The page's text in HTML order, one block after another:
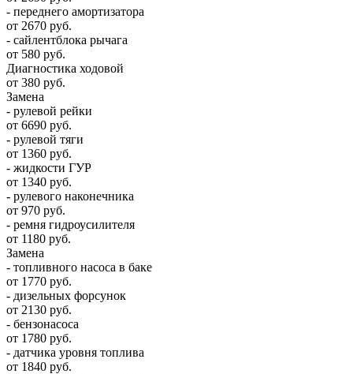
- переднего амортизатора
от 2670 руб.
- сайлентблока рычага
от 580 руб.
Диагностика ходовой
от 380 руб.
Замена
- рулевой рейки
от 6690 руб.
- рулевой тяги
от 1360 руб.
- жидкости ГУР
от 1340 руб.
- рулевого наконечника
от 970 руб.
- ремня гидроусилителя
от 1180 руб.
Замена
- топливного насоса в баке
от 1770 руб.
- дизельных форсунок
от 2130 руб.
- бензонасоса
от 1780 руб.
- датчика уровня топлива
от 1840 руб.